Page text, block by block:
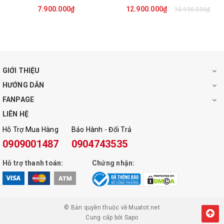
Vỏ đèn pin được làm từ hợp kim nhôm siêu bền và rất dày,
bền đẹp theo thời gian kết hợp với kết cấu thân đèn gồ ghề,
độ ma sát tốt, giúp bạn cầm, nắm rất vừa và chắc tay. Đèn có
nút bật/ tắt được thiết kế bằng cao su đàn hồi để thao tắc ấn
chống nước hiệu quả và an toàn.
7.900.000₫
12.900.000₫
15.990.000₫
GIỚI THIỆU
HƯỚNG DẪN
FANPAGE
LIÊN HỆ
Hỗ Trợ Mua Hàng
0909001487
Bảo Hành - Đổi Trả
0904743535
Hỗ trợ thanh toán: Chứng nhận:
© Bản quyền thuộc về Muatot.net
Cung cấp bởi Sapo